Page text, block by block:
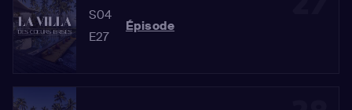
S04
E27
Épisode